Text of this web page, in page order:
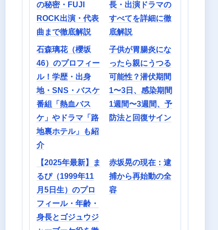
の秘密・FUJI
ROCK出演・代表
曲まで徹底解説
長・出演ドラマの
すべてを詳細に徹
底解説
石森璃花（櫻坂
46）のプロフィー
ル！学歴・出身
地・SNS・バスケ
番組「熱血バス
ケ」やドラマ「路
地裏ホテル」も紹
介
子供が胃腸炎にな
ったら親にうつる
可能性？潜伏期間
1〜3日、感染期間
1週間〜3週間、予
防法と回復サイン
【2025年最新】ま
るぴ（1999年11
月5日生）のプロ
フィール・年齢・
身長とゴジュウジ
赤坂晃の現在：逮
捕から再始動の全
容